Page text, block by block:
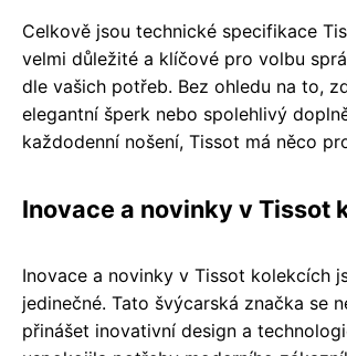
Celkově jsou technické specifikace
velmi důležité a klíčové pro volbu
dle vašich potřeb. Bez ohledu na to,
elegantní šperk nebo spolehlivý
každodenní nošení, Tissot má něco
Inovace a novinky v Tissot
Inovace a novinky v Tissot kolekcích
jedinečné. Tato švýcarská značka se
přinášet inovativní design a